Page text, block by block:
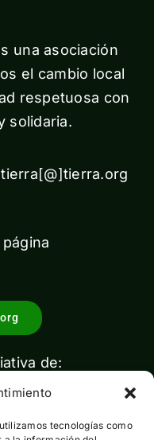
tecnologías como
una asociación
el cambio local
respetuosa con
solidaria.
de: